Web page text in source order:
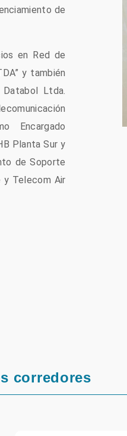
de
en Red de
y también
Ltda.
Encargado
Planta Sur y
de Soporte
Telecom Air
corredores